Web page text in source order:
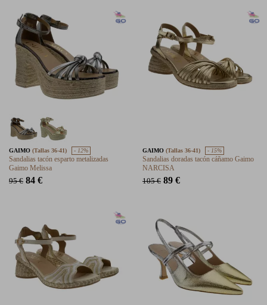
GAIMO (Tallas 36-41) - 12%
Sandalias tacón esparto metalizadas
Gaimo Melissa
95 € 84 €
GAIMO (Tallas 36-41) - 15%
Sandalias doradas tacón cáñamo Gaimo
NARCISA
105 € 89 €